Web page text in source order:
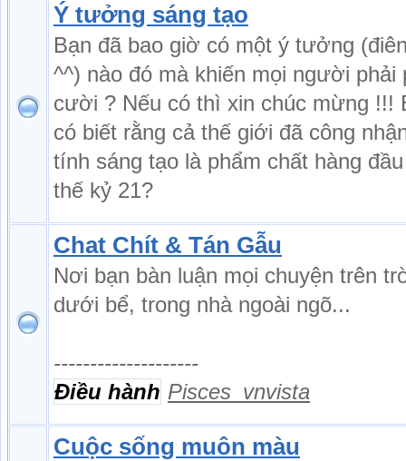
Ý tưởng sáng tạo
Bạn đã bao giờ có một ý tưởng
^^) nào đó mà khiến mọi người phải
cười ? Nếu có thì xin chúc mừng !!!
có biết rằng cả thế giới đã công
tính sáng tạo là phẩm chất hàng
thế kỷ 21?
Chat Chít & Tán Gẫu
Nơi bạn bàn luận mọi chuyện trên
dưới bể, trong nhà ngoài ngõ...
--------------------
Điều hành Pisces_vnvista
Cuộc sống muôn màu